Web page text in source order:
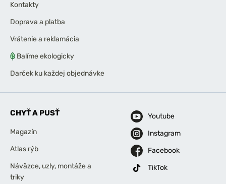
Kontakty
Doprava a platba
Vrátenie a reklamácia
Balíme ekologicky
Darček ku každej objednávke
CHYŤ A PUSŤ
Magazín
Atlas rýb
Náväzce, uzly, montáže a
triky
Youtube
Instagram
Facebook
TikTok